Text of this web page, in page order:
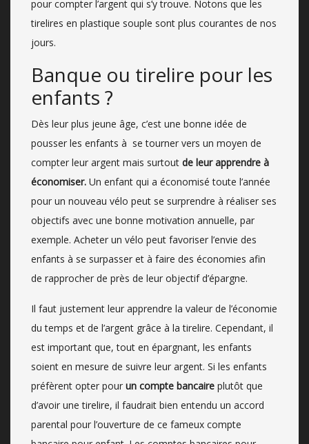
pour compter l’argent qui s’y trouve. Notons que les
tirelires en plastique souple sont plus courantes de nos
jours.
Banque ou tirelire pour les
enfants ?
Dès leur plus jeune âge, c’est une bonne idée de
pousser les enfants à se tourner vers un moyen de
compter leur argent mais surtout de leur apprendre à
économiser. Un enfant qui a économisé toute l’année
pour un nouveau vélo peut se surprendre à réaliser ses
objectifs avec une bonne motivation annuelle, par
exemple. Acheter un vélo peut favoriser l’envie des
enfants à se surpasser et à faire des économies afin
de rapprocher de près de leur objectif d’épargne.
Il faut justement leur apprendre la valeur de l’économie
du temps et de l’argent grâce à la tirelire. Cependant, il
est important que, tout en épargnant, les enfants
soient en mesure de suivre leur argent. Si les enfants
préfèrent opter pour un compte bancaire plutôt que
d’avoir une tirelire, il faudrait bien entendu un accord
parental pour l’ouverture de ce fameux compte